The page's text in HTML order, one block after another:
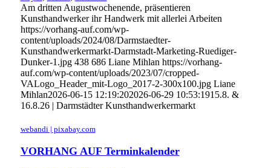
Am dritten Augustwochenende, präsentieren
Kunsthandwerker ihr Handwerk mit allerlei Arbeiten
https://vorhang-auf.com/wp-
content/uploads/2024/08/Darmstaedter-
Kunsthandwerkermarkt-Darmstadt-Marketing-Ruediger-
Dunker-1.jpg 438 686 Liane Mihlan https://vorhang-
auf.com/wp-content/uploads/2023/07/cropped-
VALogo_Header_mit-Logo_2017-2-300x100.jpg Liane
Mihlan2026-06-15 12:19:202026-06-29 10:53:1915.8. &
16.8.26 | Darmstädter Kunsthandwerkermarkt
webandi | pixabay.com
VORHANG AUF Terminkalender